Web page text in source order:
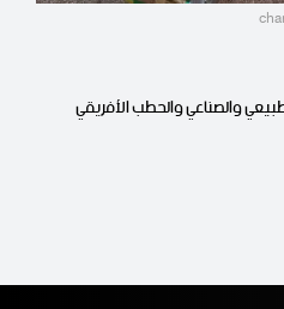
والصناعي والحطب الأفريقي